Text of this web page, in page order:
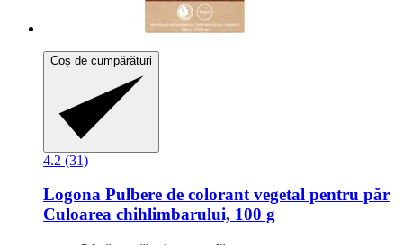
Coș de cumpărături
4.2 (31)
Logona Pulbere de colorant vegetal pentru păr
Culoarea chihlimbarului, 100 g